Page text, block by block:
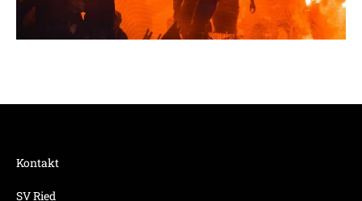
Kontakt
SV Ried